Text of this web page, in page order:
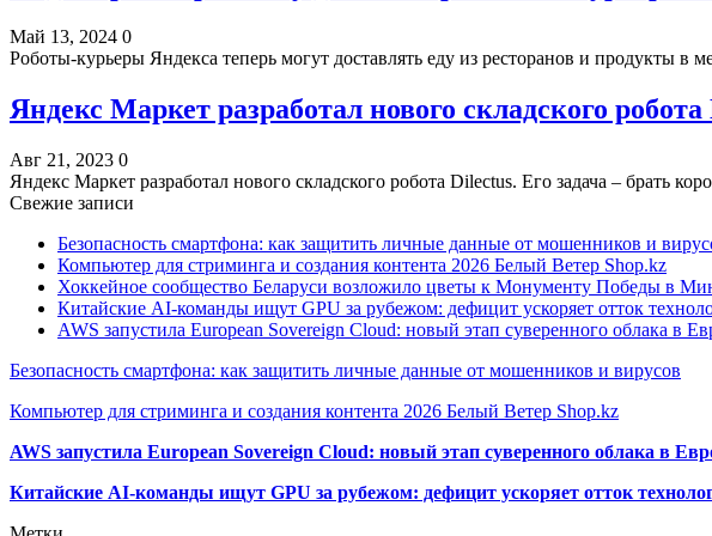
Май 13, 2024 0
Роботы-курьеры Яндекса теперь могут доставлять еду из ресторанов и продукты
Яндекс Маркет разработал нового складского
Авг 21, 2023 0
Яндекс Маркет разработал нового складского робота Dilectus. Его задача – брать
Свежие записи
Безопасность смартфона: как защитить личные данные от мошенников и
Компьютер для стриминга и создания контента 2026 Белый Ветер Shop.kz
Хоккейное сообщество Беларуси возложило цветы к Монументу Победы в
Китайские AI-команды ищут GPU за рубежом: дефицит ускоряет отток
AWS запустила European Sovereign Cloud: новый этап суверенного облака в
Безопасность смартфона: как защитить личные данные от мошенников и вирусов
Компьютер для стриминга и создания контента 2026 Белый Ветер Shop.kz
AWS запустила European Sovereign Cloud: новый этап суверенного облака в
Китайские AI-команды ищут GPU за рубежом: дефицит ускоряет отток